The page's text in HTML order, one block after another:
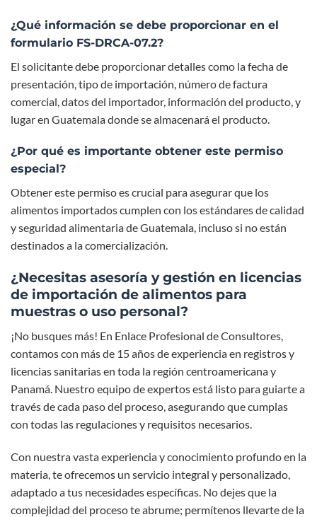
¿Qué información se debe proporcionar en el
formulario FS-DRCA-07.2?
El solicitante debe proporcionar detalles como la fecha de
presentación, tipo de importación, número de factura
comercial, datos del importador, información del producto, y
lugar en Guatemala donde se almacenará el producto.
¿Por qué es importante obtener este permiso
especial?
Obtener este permiso es crucial para asegurar que los
alimentos importados cumplen con los estándares de calidad
y seguridad alimentaria de Guatemala, incluso si no están
destinados a la comercialización.
¿Necesitas asesoría y gestión en licencias
de importación de alimentos para
muestras o uso personal?
¡No busques más! En Enlace Profesional de Consultores,
contamos con más de 15 años de experiencia en registros y
licencias sanitarias en toda la región centroamericana y
Panamá. Nuestro equipo de expertos está listo para guiarte a
través de cada paso del proceso, asegurando que cumplas
con todas las regulaciones y requisitos necesarios.
Con nuestra vasta experiencia y conocimiento profundo en la
materia, te ofrecemos un servicio integral y personalizado,
adaptado a tus necesidades específicas. No dejes que la
complejidad del proceso te abrume; permítenos llevarte de la